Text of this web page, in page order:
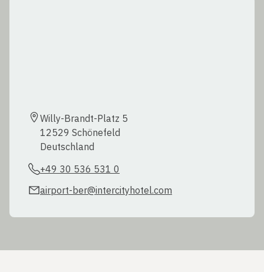
Willy-Brandt-Platz 5
12529 Schönefeld
Deutschland
+49 30 536 531 0
airport-ber@intercityhotel.com